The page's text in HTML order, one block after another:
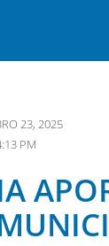
23, 2025
PM